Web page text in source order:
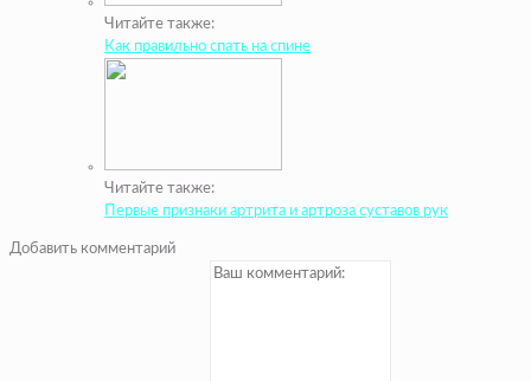
Читайте также:
Как правильно спать на спине
Читайте также:
Первые признаки артрита и артроза суставов рук
Добавить комментарий